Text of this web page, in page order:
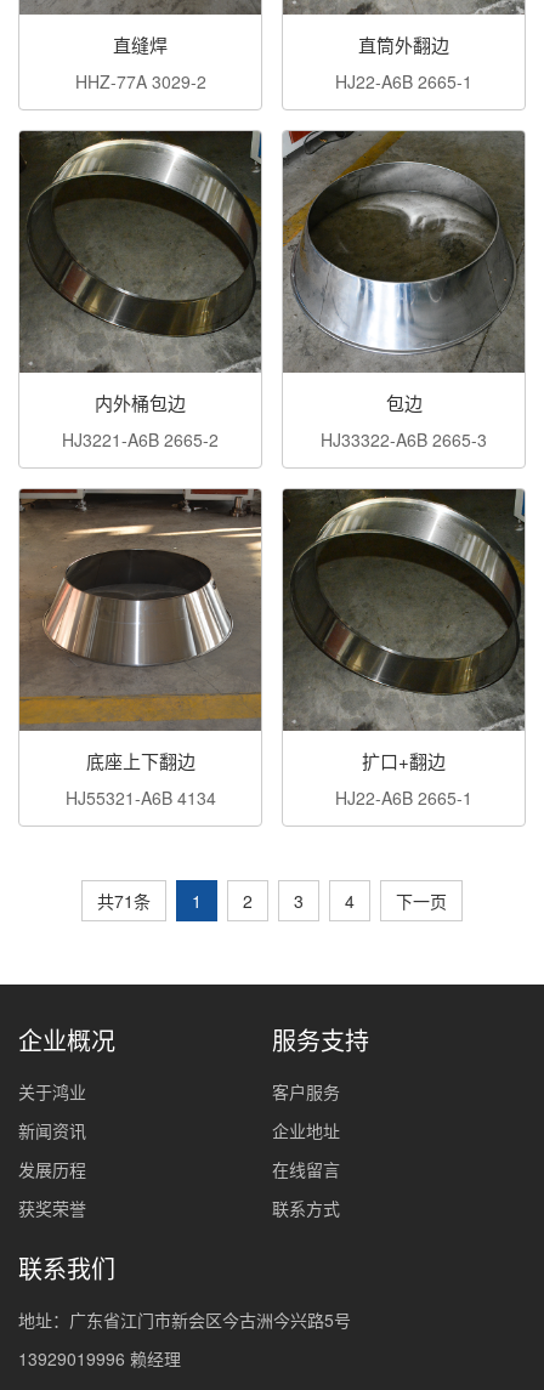
直缝焊
HHZ-77A 3029-2
直筒外翻边
HJ22-A6B 2665-1
内外桶包边
HJ3221-A6B 2665-2
包边
HJ33322-A6B 2665-3
底座上下翻边
HJ55321-A6B 4134
扩口+翻边
HJ22-A6B 2665-1
共71条 1 2 3 4 下一页
企业概况
关于鸿业
新闻资讯
发展历程
获奖荣誉
服务支持
客户服务
企业地址
在线留言
联系方式
联系我们
地址：广东省江门市新会区今古洲今兴路5号
13929019996 赖经理